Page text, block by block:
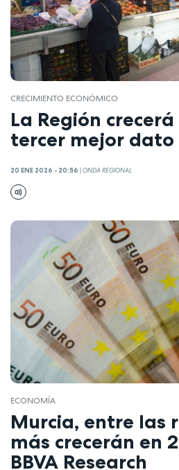
CRECIMIENTO ECONÓMICO
La Región
tercer mejor dato
20 ENE 2026 - 20:56 |ONDA REGIONAL
ECONOMÍA
Murcia, entre las
más crecerán en
BBVA Research